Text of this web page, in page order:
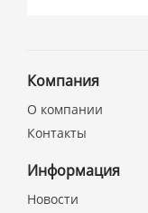
Компания
О компании
Контакты
Информация
Новости